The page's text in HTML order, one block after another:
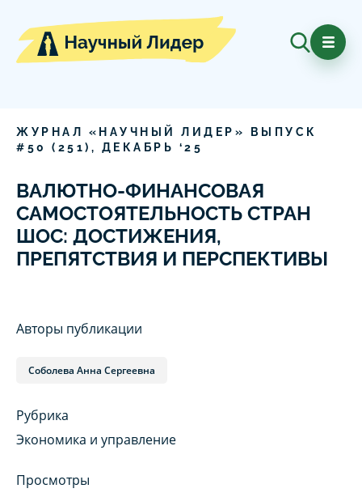
ЖУРНАЛ «НАУЧНЫЙ ЛИДЕР» ВЫПУСК
# 50 ( 251), ДЕКАБРЬ ‘25
ВАЛЮТНО-ФИНАНСОВАЯ
САМОСТОЯТЕЛЬНОСТЬ СТРАН
ШОС: ДОСТИЖЕНИЯ,
ПРЕПЯТСТВИЯ И ПЕРСПЕКТИВЫ
Авторы публикации
Соболева Анна Сергеевна
Рубрика
Экономика и управление
Просмотры